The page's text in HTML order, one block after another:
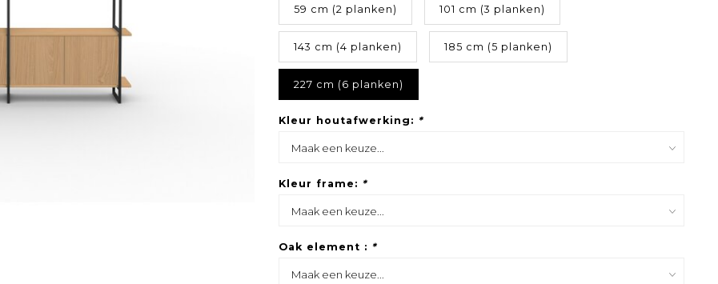
59 cm (2 planken) 101 cm (3 planken)
143 cm (4 planken) 185 cm (5 planken)
227 cm (6 planken)
Kleur houtafwerking: *
Kleur frame: *
Oak element : *